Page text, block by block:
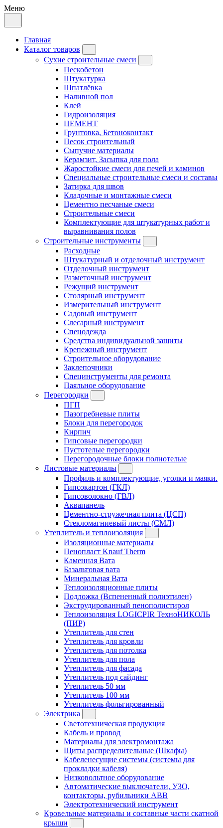
Меню
Главная
Каталог товаров
Сухие строительные смеси
Пескобетон
Штукатурка
Шпатлёвка
Наливной пол
Клей
Гидроизоляция
ЦЕМЕНТ
Грунтовка, Бетоноконтакт
Песок строительный
Сыпучие материалы
Керамзит, Засыпка для пола
Жаростойкие смеси для печей и каминов
Специальные строительные смеси и составы
Затирка для швов
Кладочные и монтажные смеси
Цементно песчаные смеси
Строительные смеси
Комплектующие для штукатурных работ и
выравнивания полов
Строительные инструменты
Расходные
Штукатурный и отделочный инструмент
Отделочный инструмент
Разметочный инструмент
Режущий инструмент
Столярный инструмент
Измерительный инструмент
Садовый инструмент
Слесарный инструмент
Спецодежда
Средства индивидуальной защиты
Крепежный инструмент
Строительное оборудование
Заклепочники
Специнструменты для ремонта
Паяльное оборудование
Перегородки
ПГП
Пазогребневые плиты
Блоки для перегородок
Кирпич
Гипсовые перегородки
Пустотелые перегородки
Перегородочные блоки полнотелые
Листовые материалы
Профиль и комплектующие, уголки и маяки.
Гипсокартон (ГКЛ)
Гипсоволокно (ГВЛ)
Аквапанель
Цементно-стружечная плита (ЦСП)
Стекломагниевый листы (СМЛ)
Утеплитель и теплоизоляция
Изоляционные материалы
Пенопласт Knauf Therm
Каменная Вата
Базальтовая вата
Минеральная Вата
Теплоизоляционные плиты
Подложка (Вспененный полиэтилен)
Экструдированный пенополистирол
Теплоизоляция LOGICPIR ТехноНИКОЛЬ
(ПИР)
Утеплитель для стен
Утеплитель для кровли
Утеплитель для потолка
Утеплитель для пола
Утеплитель для фасада
Утеплитель под сайдинг
Утеплитель 50 мм
Утеплитель 100 мм
Утеплитель фольгированный
Электрика
Светотехническая продукция
Кабель и провод
Материалы для электромонтажа
Щиты распределительные (Шкафы)
Кабеленесущие системы (системы для
прокладки кабеля)
Низковольтное оборудование
Автоматические выключатели, УЗО,
контакторы, рубильники ABB
Электротехнический инструмент
Кровельные материалы и составные части скатной
крыши